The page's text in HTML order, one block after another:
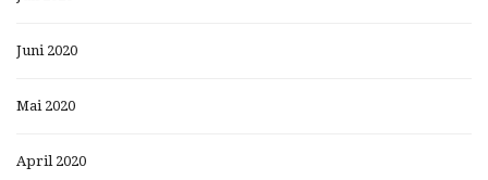
Juni 2020
Mai 2020
April 2020